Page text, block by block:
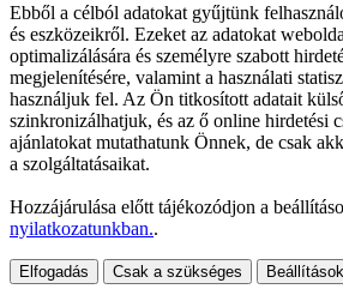
Ebből a célból adatokat gyűjtünk
és eszközeikről. Ezeket az adatokat
optimalizálására és személyre szabott
megjelenítésére, valamint a használati
használjuk fel. Az Ön titkosított adatait
szinkronizálhatjuk, és az ő online hirdetési
ajánlatokat mutathatunk Önnek, de csak
a szolgáltatásaikat.
Hozzájárulása előtt tájékozódjon a
nyilatkozatunkban..
Elfogadás Csak a szükséges